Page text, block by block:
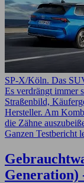
SP-X/Köln. Das
Es verdrängt immer
Straßenbild,
Hersteller. Am
die Zähne
Ganzen Testbericht
Generation)